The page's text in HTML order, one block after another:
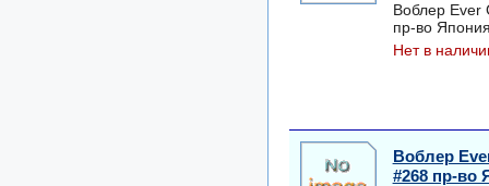
Воблер Ever
пр-во
Нет в
Воблер
#268 пр-во